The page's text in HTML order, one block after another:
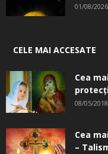
01/08/2026
CELE MAI ACCESATE
Cea
08/05/2018
Cea
–